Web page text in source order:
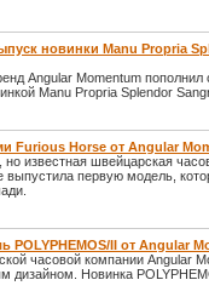
новинки Manu Propria
Angular Momentum пополнил
Manu Propria Splendor
Furious Horse от Angular
известная швейцарская
первую модель,
II от Angular
часовой компании Angular
дизайном. Новинка